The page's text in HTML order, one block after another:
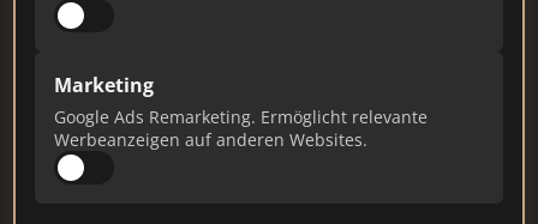
Marketing
Google Ads Remarketing. Ermöglicht relevante
Werbeanzeigen auf anderen Websites.
Stand: Juli 2026
#